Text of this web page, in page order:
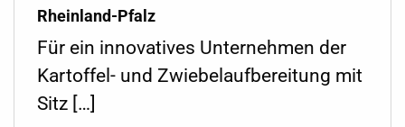
Rheinland-Pfalz
Für ein innovatives Unternehmen der
Kartoffel- und Zwiebelaufbereitung mit
Sitz […]